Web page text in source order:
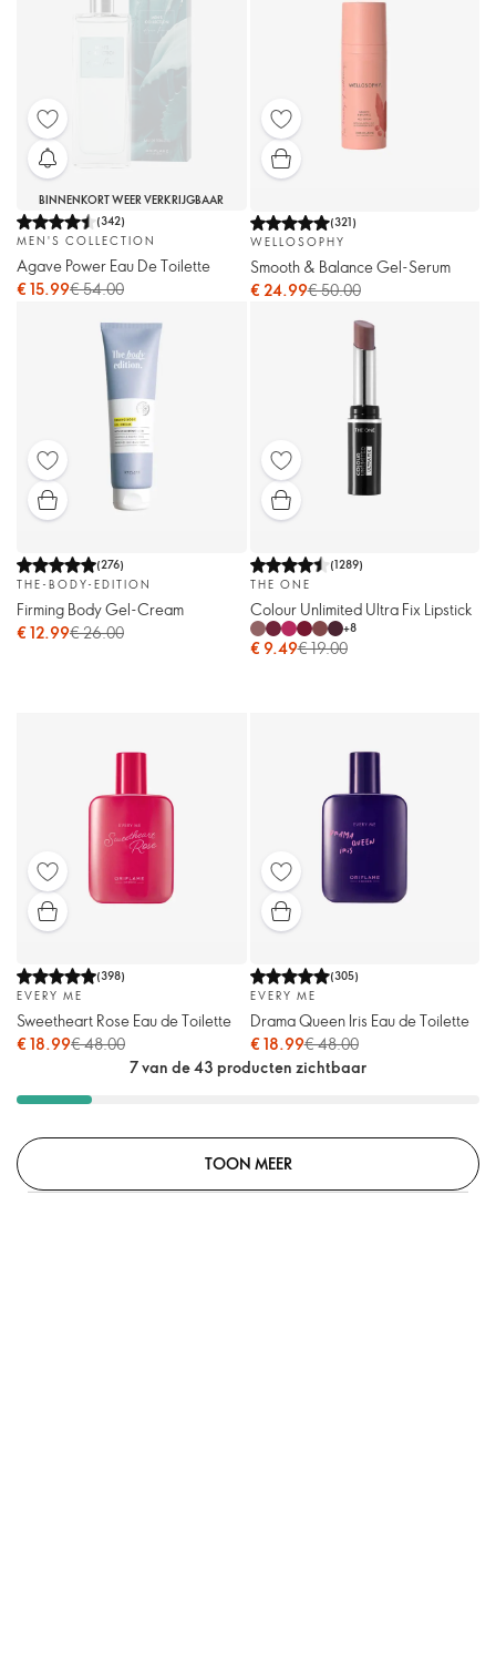
BINNENKORT WEER VERKRIJGBAAR
(342)
MEN'S COLLECTION
Agave Power Eau De Toilette
€ 15.99€ 54.00
(321)
WELLOSOPHY
Smooth & Balance Gel-Serum
€ 24.99€ 50.00
(276)
THE-BODY-EDITION
Firming Body Gel-Cream
€ 12.99€ 26.00
(1289)
THE ONE
Colour Unlimited Ultra Fix Lipstick
+8
€ 9.49€ 19.00
(398)
EVERY ME
Sweetheart Rose Eau de Toilette
€ 18.99€ 48.00
(305)
EVERY ME
Drama Queen Iris Eau de Toilette
€ 18.99€ 48.00
7 van de 43 producten zichtbaar
TOON MEER